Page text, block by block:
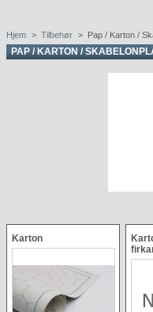
Hjem > Tilbehør > Pap / Karton /
PAP / KARTON /
Karton